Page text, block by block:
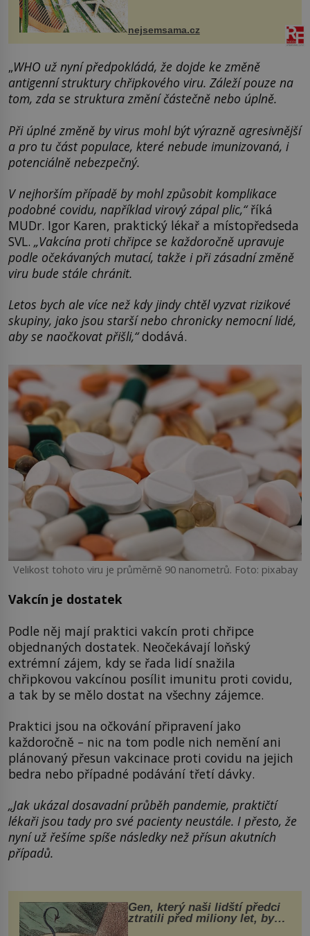
vlasy. ...
nejsemsama.cz
„WHO už nyní předpokládá, že dojde ke změně
antigenní struktury chřipkového viru. Záleží pouze na
tom, zda se struktura změní částečně nebo úplně.
Při úplné změně by virus mohl být výrazně agresivnější
a pro tu část populace, které nebude imunizovaná, i
potenciálně nebezpečný.
V nejhorším případě by mohl způsobit komplikace
podobné covidu, například virový zápal plic,“říká
MUDr. Igor Karen, praktický lékař a místopředseda
SVL. „Vakcína proti chřipce se každoročně upravuje
podle očekávaných mutací, takže i při zásadní změně
viru bude stále chránit.
Letos bych ale více než kdy jindy chtěl vyzvat rizikové
skupiny, jako jsou starší nebo chronicky nemocní lidé,
aby se naočkovat přišli,“dodává.
Velikost tohoto viru je průměrně 90 nanometrů. Foto: pixabay
Vakcín je dostatek
Podle něj mají praktici vakcín proti chřipce
objednaných dostatek. Neočekávají loňský
extrémní zájem, kdy se řada lidí snažila
chřipkovou vakcínou posílit imunitu proti covidu,
a tak by se mělo dostat na všechny zájemce.
Praktici jsou na očkování připravení jako
každoročně – nic na tom podle nich nemění ani
plánovaný přesun vakcinace proti covidu na jejich
bedra nebo případné podávání třetí dávky.
„Jak ukázal dosavadní průběh pandemie, praktičtí
lékaři jsou tady pro své pacienty neustále. I přesto, že
nyní už řešíme spíše následky než přísun akutních
případů.
Gen, který naši lidští předci
ztratili před miliony let, by
mohl pomoci s léčbou